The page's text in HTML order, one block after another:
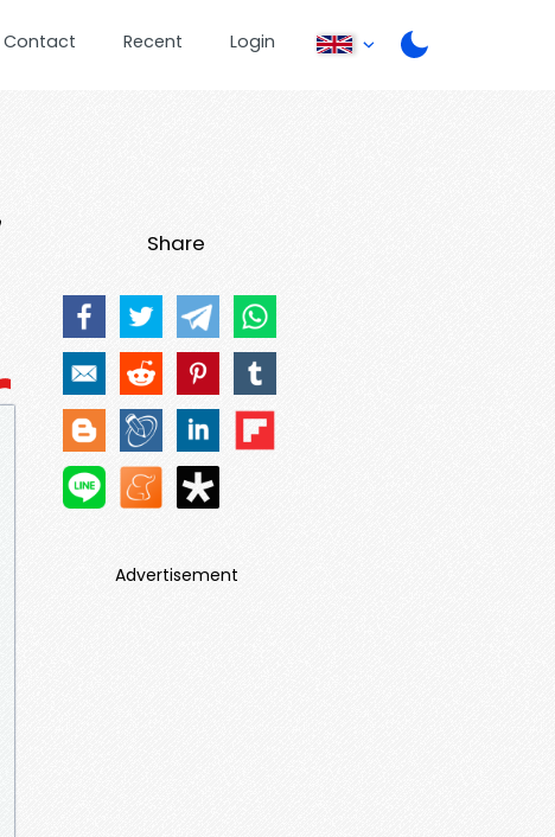
Contact Recent Login
Share
Advertisement